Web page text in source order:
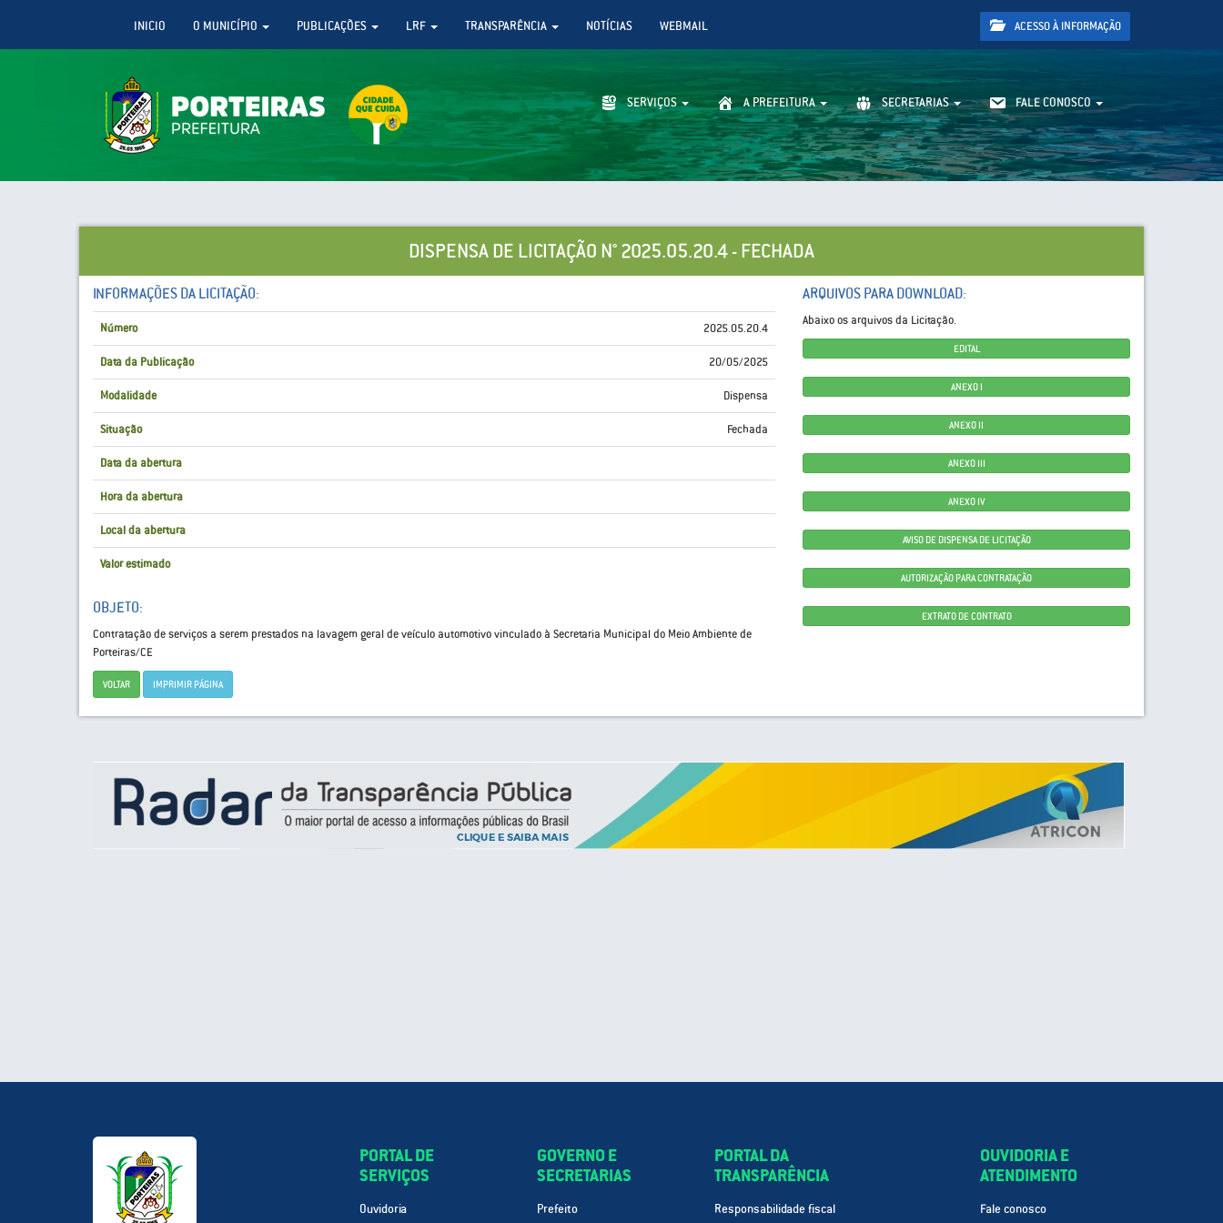
INICIO O MUNICÍPIO PUBLICAÇÕES LRF TRANSPARÊNCIA NOTÍCIAS WEBMAIL ACESSO À INFORMAÇÃO
SERVIÇOS A PREFEITURA SECRETARIAS FALE CONOSCO
DISPENSA DE LICITAÇÃO N° 2025.05.20.4 - FECHADA
INFORMAÇÕES DA LICITAÇÃO:
Número 2025.05.20.4
Data da Publicação 20/05/2025
Modalidade Dispensa
Situação Fechada
Data da abertura
Hora da abertura
Local da abertura
Valor estimado
OBJETO:
Contratação de serviços a serem prestados na lavagem geral de veículo automotivo vinculado à Secretaria Municipal do Meio Ambiente de
Porteiras/CE
VOLTAR IMPRIMIR PÁGINA
ARQUIVOS PARA DOWNLOAD:
Abaixo os arquivos da Licitação.
EDITAL
ANEXO I
ANEXO II
ANEXO III
ANEXO IV
AVISO DE DISPENSA DE LICITAÇÃO
AUTORIZAÇÃO PARA CONTRATAÇÃO
EXTRATO DE CONTRATO
PORTAL DE
SERVIÇOS
Ouvidoria
GOVERNO E
SECRETARIAS
Prefeito
PORTAL DA
TRANSPARÊNCIA
Responsabilidade fiscal
OUVIDORIA E
ATENDIMENTO
Fale conosco